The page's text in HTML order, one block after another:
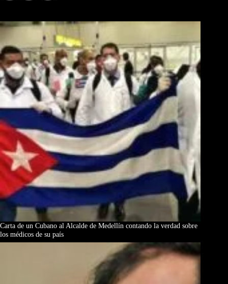
Carta de un Cubano al Alcalde de Medellín contando la verdad sobre
los médicos de su país